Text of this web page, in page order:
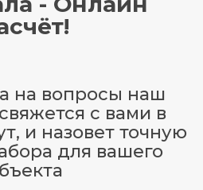
на вопросы наш
с вами в
и назовет точную
для вашего